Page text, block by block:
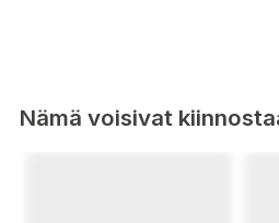
Nämä voisivat